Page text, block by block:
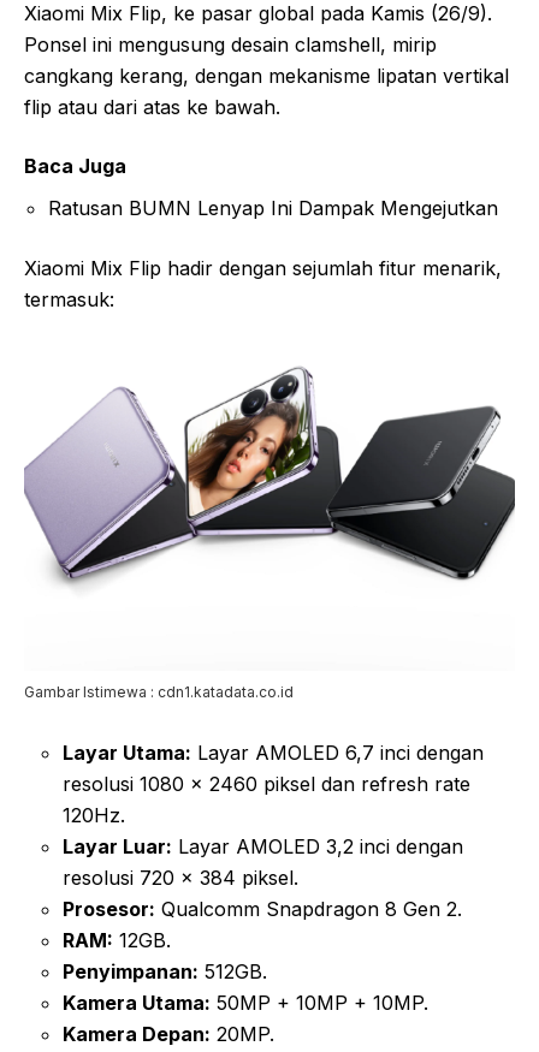
Xiaomi Mix Flip, ke pasar global pada Kamis (26/9).
Ponsel ini mengusung desain clamshell, mirip
cangkang kerang, dengan mekanisme lipatan vertikal
flip atau dari atas ke bawah.
Baca Juga
Ratusan BUMN Lenyap Ini Dampak Mengejutkan
Xiaomi Mix Flip hadir dengan sejumlah fitur menarik,
termasuk:
Gambar Istimewa : cdn1.katadata.co.id
Layar Utama: Layar AMOLED 6,7 inci dengan
resolusi 1080 x 2460 piksel dan refresh rate
120Hz.
Layar Luar: Layar AMOLED 3,2 inci dengan
resolusi 720 x 384 piksel.
Prosesor: Qualcomm Snapdragon 8 Gen 2.
RAM: 12GB.
Penyimpanan: 512GB.
Kamera Utama: 50MP + 10MP + 10MP.
Kamera Depan: 20MP.